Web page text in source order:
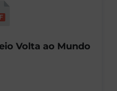
Volta ao Mundo